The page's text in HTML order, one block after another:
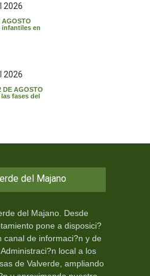
2026
AGOSTO
infantiles en
2026
DE AGOSTO
fases del
del Majano
del Majano. Desde
pone a disposici?
canal de informaci?n y de
local a los
de Valverde, ampliando